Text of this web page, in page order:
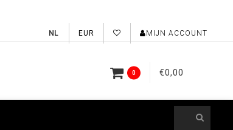
EUR MIJN ACCOUNT
0 €0,00